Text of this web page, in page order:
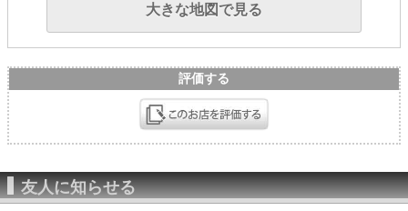
大きな地図で見る
評価する
友人に知らせる